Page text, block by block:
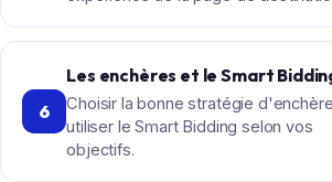
6
Les enchères et le Smart
Choisir la bonne stratégie
utiliser le Smart Bidding selon vos
objectifs.